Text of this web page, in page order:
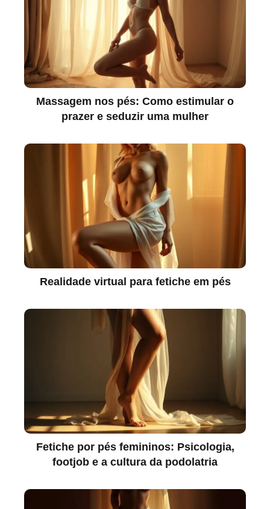
Massagem nos pés: Como estimular o
prazer e seduzir uma mulher
Realidade virtual para fetiche em pés
Fetiche por pés femininos: Psicologia,
footjob e a cultura da podolatria